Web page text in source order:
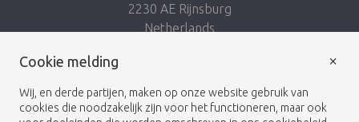
2230 AE Rijnsburg
Netherlands
Cookie melding
Wij, en derde partijen, maken op onze website gebruik van
cookies die noodzakelijk zijn voor het functioneren, maar ook
×